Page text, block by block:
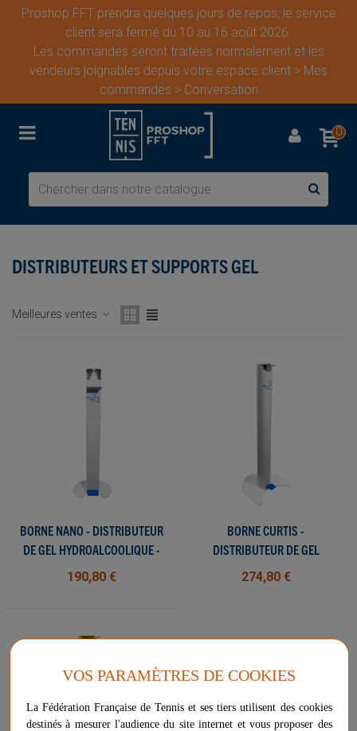
Proshop FFT prendra quelques jours de repos, le service
client sera fermé du 10 au 16 août 2026.
Les commandes seront traitées normalement et les
vendeurs joignables depuis votre espace client > Mes
commandes > Conversation
0
DISTRIBUTEURS ET SUPPORTS GEL
Meilleures ventes
BORNE NANO - DISTRIBUTEUR
DE GEL HYDROALCOOLIQUE -
HYGY
190,80 €
BORNE CURTIS -
DISTRIBUTEUR DE GEL
HYDROALCOOLIQUE - HYGY
274,80 €
VOS PARAMÈTRES DE COOKIES
La Fédération Française de Tennis et ses tiers utilisent des cookies
destinés à mesurer l'audience du site internet et vous proposer des